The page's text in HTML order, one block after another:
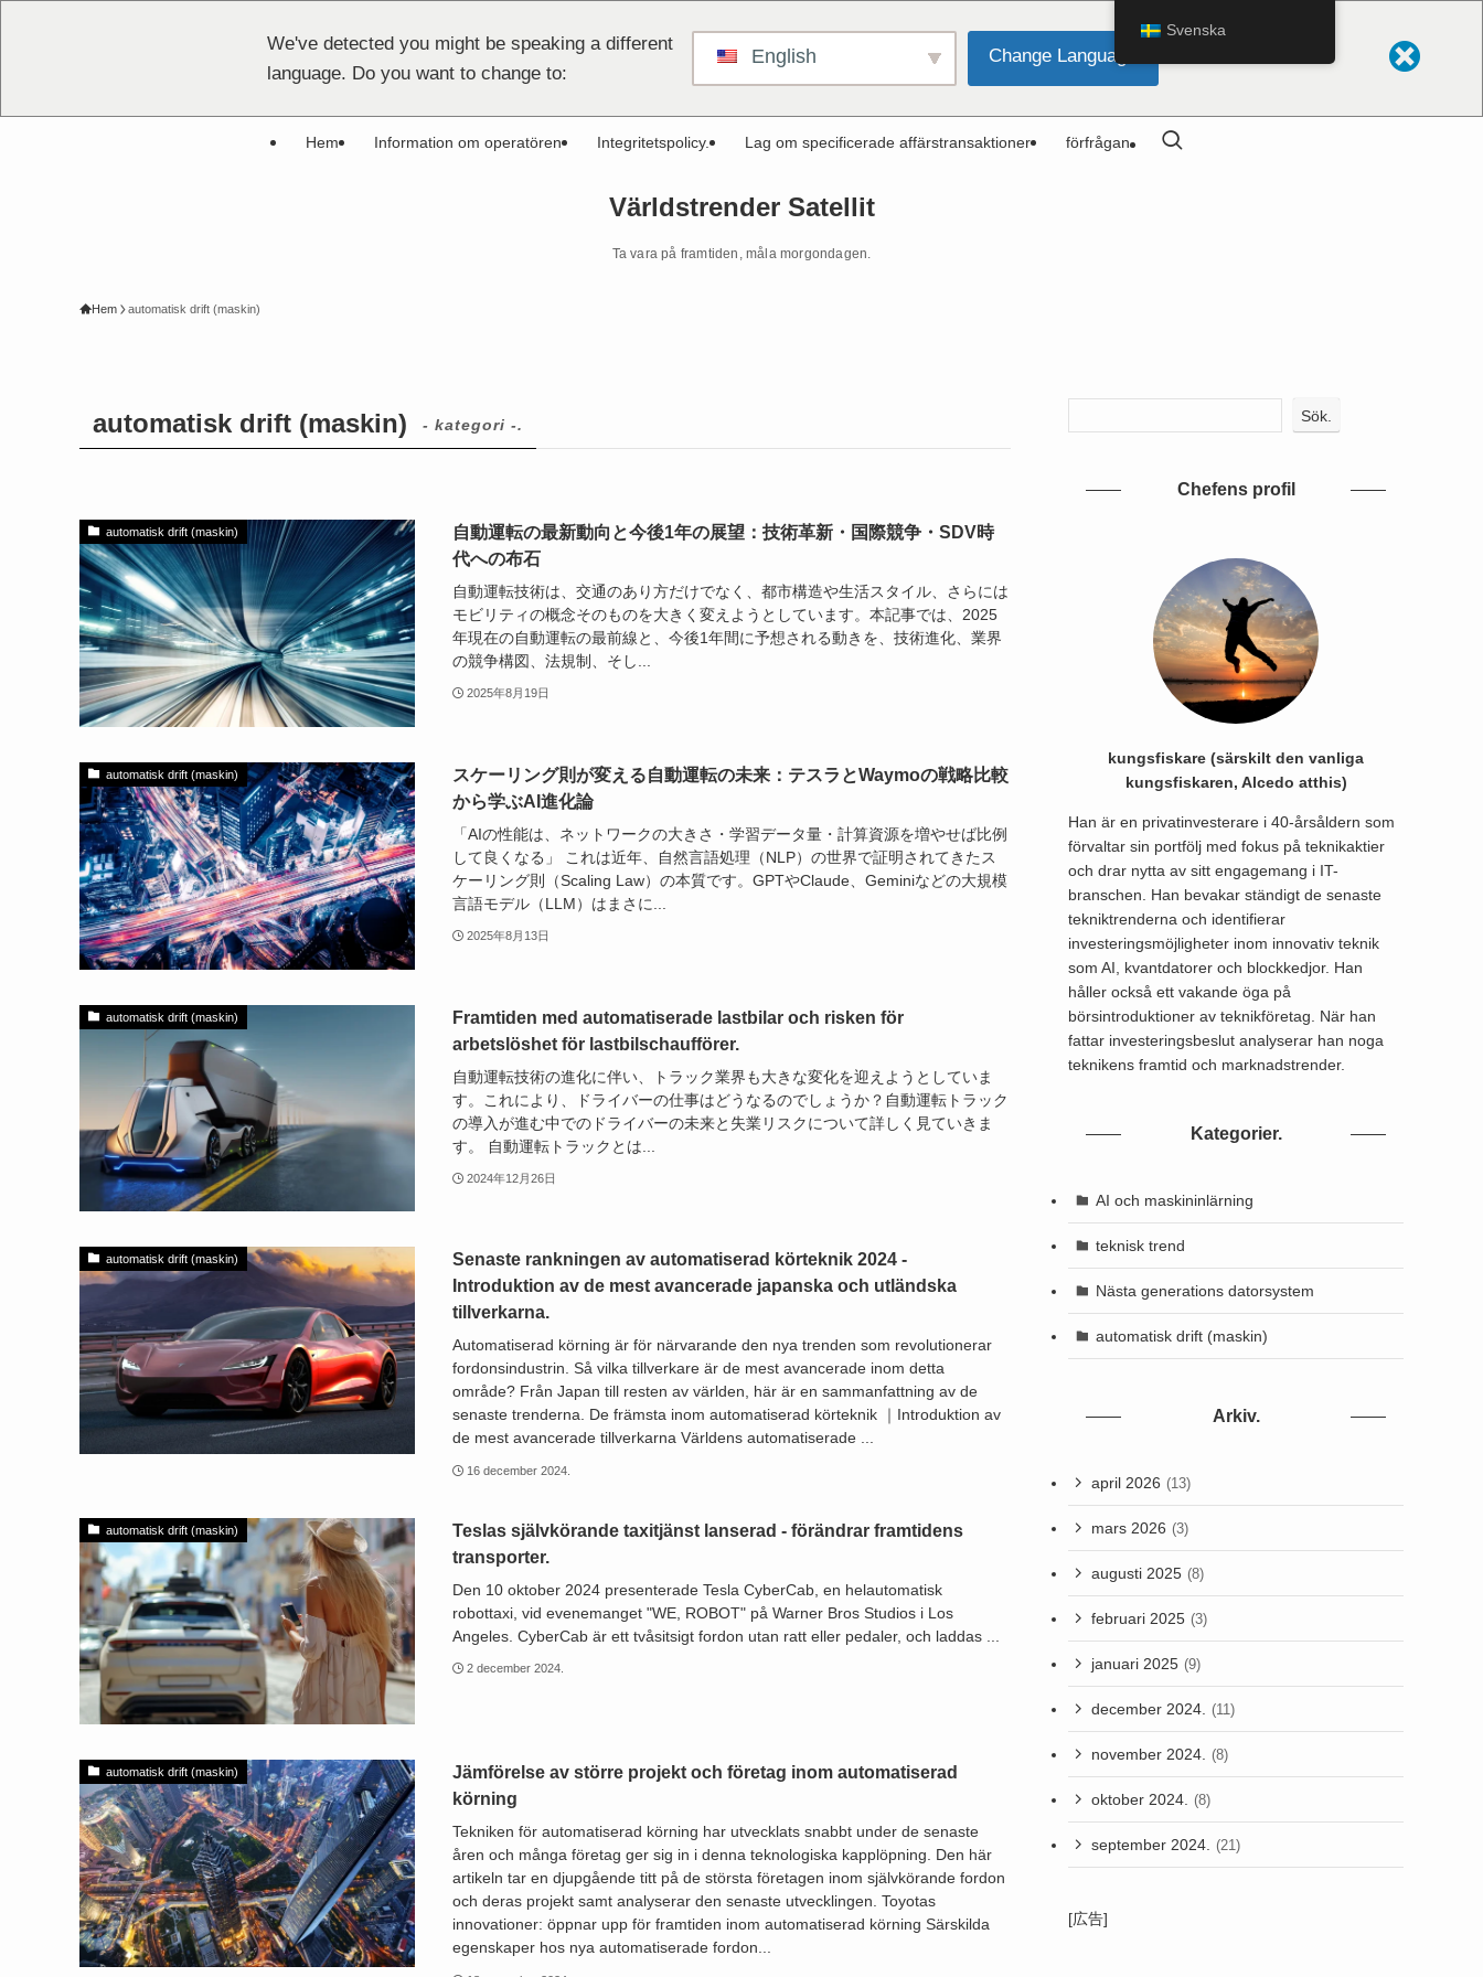
We've detected you might be speaking a different
language. Do you want to change to:
English Change Language
Världstrender Satellit
Ta vara på framtiden, måla morgondagen.
Hem Information om operatören Integritetspolicy. Lag om specificerade affärstransaktioner förfrågan
Hem automatisk drift (maskin)
automatisk drift (maskin) - kategori -.
automatisk drift (maskin)
自動運転の最新動向と今後1年の展望：技術革新・国際競争・SDV時
代への布石
自動運転技術は、交通のあり方だけでなく、都市構造や生活スタイル、さらには
モビリティの概念そのものを大きく変えようとしています。本記事では、2025
年現在の自動運転の最前線と、今後1年間に予想される動きを、技術進化、業界
の競争構図、法規制、そし...
2025年8月19日
automatisk drift (maskin)
スケーリング則が変える自動運転の未来：テスラとWaymoの戦略比較
から学ぶAI進化論
「AIの性能は、ネットワークの大きさ・学習データ量・計算資源を増やせば比例
して良くなる」 これは近年、自然言語処理（NLP）の世界で証明されてきたス
ケーリング則（Scaling Law）の本質です。GPTやClaude、Geminiなどの大規模
言語モデル（LLM）はまさに...
2025年8月13日
automatisk drift (maskin)
Framtiden med automatiserade lastbilar och risken för
arbetslöshet för lastbilschaufförer.
自動運転技術の進化に伴い、トラック業界も大きな変化を迎えようとしていま
す。これにより、ドライバーの仕事はどうなるのでしょうか？自動運転トラック
の導入が進む中でのドライバーの未来と失業リスクについて詳しく見ていきま
す。 自動運転トラックとは...
2024年12月26日
automatisk drift (maskin)
Senaste rankningen av automatiserad körteknik 2024 -
Introduktion av de mest avancerade japanska och utländska
tillverkarna.
Automatiserad körning är för närvarande den nya trenden som revolutionerar
fordonsindustrin. Så vilka tillverkare är de mest avancerade inom detta
område? Från Japan till resten av världen, här är en sammanfattning av de
senaste trenderna. De främsta inom automatiserad körteknik ｜Introduktion av
de mest avancerade tillverkarna Världens automatiserade ...
16 december 2024.
automatisk drift (maskin)
Teslas självkörande taxitjänst lanserad - förändrar framtidens
transporter.
Den 10 oktober 2024 presenterade Tesla CyberCab, en helautomatisk
robottaxi, vid evenemanget "WE, ROBOT" på Warner Bros Studios i Los
Angeles. CyberCab är ett tvåsitsigt fordon utan ratt eller pedaler, och laddas ...
2 december 2024.
automatisk drift (maskin)
Jämförelse av större projekt och företag inom automatiserad
körning
Tekniken för automatiserad körning har utvecklats snabbt under de senaste
åren och många företag ger sig in i denna teknologiska kapplöpning. Den här
artikeln tar en djupgående titt på de största företagen inom självkörande fordon
och deras projekt samt analyserar den senaste utvecklingen. Toyotas
innovationer: öppnar upp för framtiden inom automatiserad körning Särskilda
egenskaper hos nya automatiserade fordon...
Sök.
Chefens profil
kungsfiskare (särskilt den vanliga
kungsfiskaren, Alcedo atthis)
Han är en privatinvesterare i 40-årsåldern som
förvaltar sin portfölj med fokus på teknikaktier
och drar nytta av sitt engagemang i IT-
branschen. Han bevakar ständigt de senaste
tekniktrenderna och identifierar
investeringsmöjligheter inom innovativ teknik
som AI, kvantdatorer och blockkedjor. Han
håller också ett vakande öga på
börsintroduktioner av teknikföretag. När han
fattar investeringsbeslut analyserar han noga
teknikens framtid och marknadstrender.
Kategorier.
AI och maskininlärning
teknisk trend
Nästa generations datorsystem
automatisk drift (maskin)
Arkiv.
april 2026 (13)
mars 2026 (3)
augusti 2025 (8)
februari 2025 (3)
januari 2025 (9)
december 2024. (11)
november 2024. (8)
oktober 2024. (8)
september 2024. (21)
[広告]
Svenska